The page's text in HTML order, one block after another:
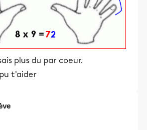
plus du par coeur.
t'aider